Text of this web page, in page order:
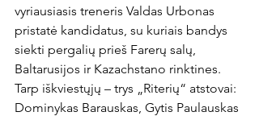
vyriausiasis treneris Valdas Urbonas
pristatė kandidatus, su kuriais bandys
siekti pergalių prieš Farerų salų,
Baltarusijos ir Kazachstano rinktines.
Tarp iškviestųjų – trys „Riterių“ atstovai:
Dominykas Barauskas, Gytis Paulauskas